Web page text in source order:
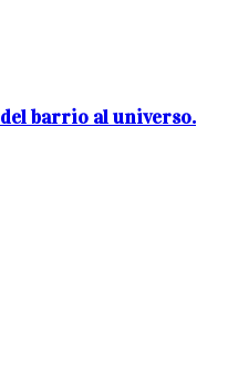
barrio al universo.